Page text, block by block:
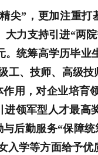
尖”，更加注重
力支持引进“两
统筹高学历毕业
、技师、高级
用，对企业培育
领军型人才最高
后勤服务“保障
学等方面给予